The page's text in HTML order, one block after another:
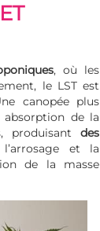
, où les
le LST est
canopée plus
de la
produisantdes
et la
de la masse